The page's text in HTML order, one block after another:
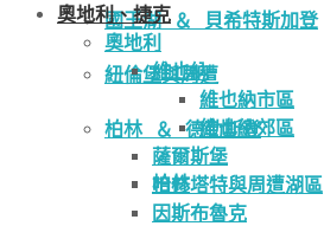
國王湖 ＆ 貝希特斯加登
紐倫堡與周遭
柏林 ＆ 德勒斯登
柏林
奧地利、捷克
奧地利
維也納
維也納市區
維也納郊區
薩爾斯堡
哈修塔特與周遭湖區
因斯布魯克